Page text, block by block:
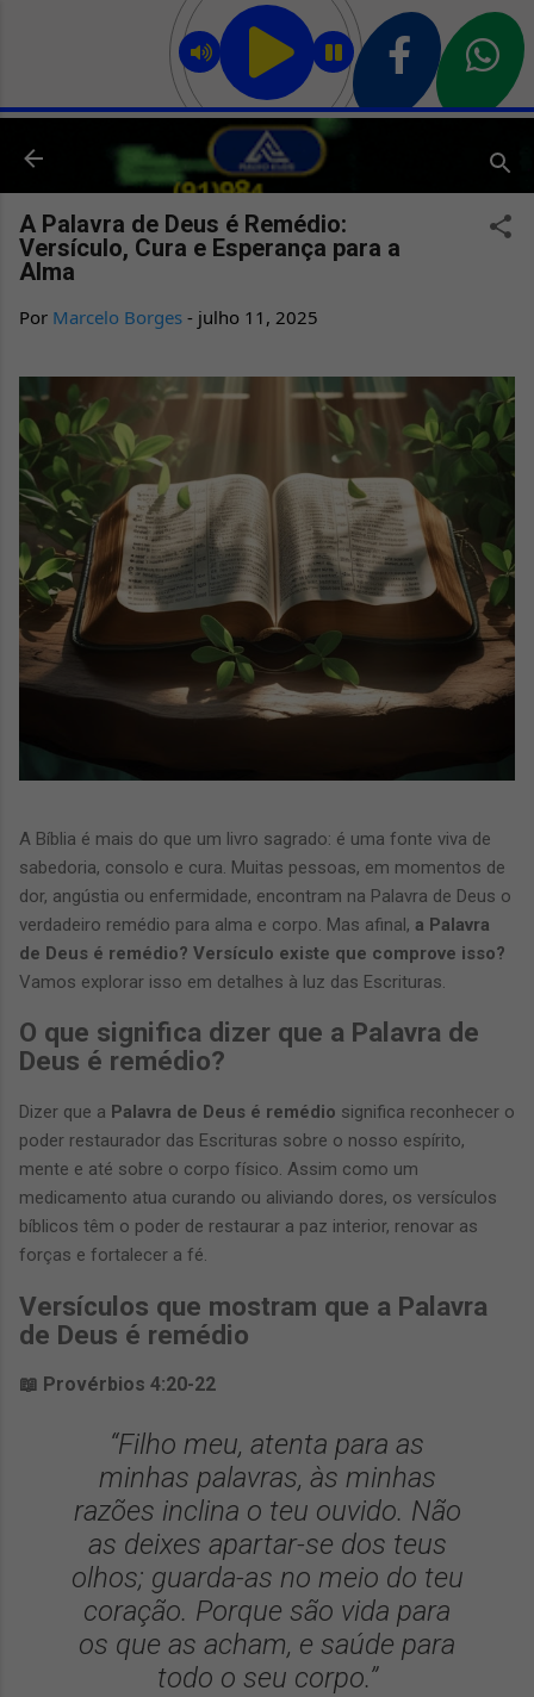
Pular para o conteúdo principal
A Palavra de Deus é Remédio:
Versículo, Cura e Esperança para a
Alma
Por Marcelo Borges - julho 11, 2025
A Bíblia é mais do que um livro sagrado: é uma fonte viva de
sabedoria, consolo e cura. Muitas pessoas, em momentos de
dor, angústia ou enfermidade, encontram na Palavra de Deus o
verdadeiro remédio para alma e corpo. Mas afinal, a Palavra
de Deus é remédio? Versículo existe que comprove isso?
Vamos explorar isso em detalhes à luz das Escrituras.
O que significa dizer que a Palavra de
Deus é remédio?
Dizer que a Palavra de Deus é remédio significa reconhecer o
poder restaurador das Escrituras sobre o nosso espírito,
mente e até sobre o corpo físico. Assim como um
medicamento atua curando ou aliviando dores, os versículos
bíblicos têm o poder de restaurar a paz interior, renovar as
forças e fortalecer a fé.
Versículos que mostram que a Palavra
de Deus é remédio
📖 Provérbios 4:20-22
“Filho meu, atenta para as
minhas palavras, às minhas
razões inclina o teu ouvido. Não
as deixes apartar-se dos teus
olhos; guarda-as no meio do teu
coração. Porque são vida para
os que as acham, e saúde para
todo o seu corpo.”